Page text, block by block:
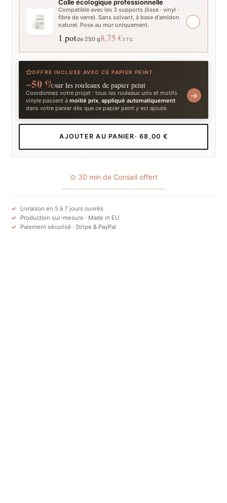
Colle écologique professionnelle
Compatible avec les 3 supports (lisse · vinyl ·
fibre de verre). Sans solvant, à base d'amidon
naturel. Pose au mur uniquement.
1 potde 250 g8,75 €TTC
OFFRE INCLUSE AVEC CE PAPIER PEINT
−50 %sur les rouleaux de papier peint
Coordonnez votre projet : tous les rouleaux unis et motifs
vinyle passent àmoitié prix,appliqué automatiquement
dans votre panier dès que ce papier peint y est ajouté.
→
AJOUTER AU PANIER · 68,00 €
⊙ 30 min de Conseil offert
Livraison en 5 à 7 jours ouvrés
Production sur-mesure · Made in EU
Paiement sécurisé · Stripe & PayPal